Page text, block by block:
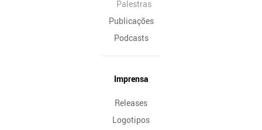
Palestras
Publicações
Podcasts
Imprensa
Releases
Logotipos